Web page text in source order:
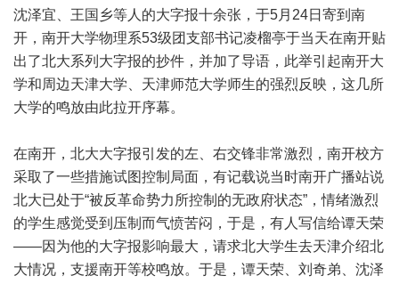
沈泽宜、王国乡等人的大字报十余张，于5月24日寄到南
开，南开大学物理系53级团支部书记凌榴亭于当天在南开贴
出了北大系列大字报的抄件，并加了导语，此举引起南开大
学和周边天津大学、天津师范大学师生的强烈反映，这几所
大学的鸣放由此拉开序幕。
在南开，北大大字报引发的左、右交锋非常激烈，南开校方
采取了一些措施试图控制局面，有记载说当时南开广播站说
北大已处于“被反革命势力所控制的无政府状态”，情绪激烈
的学生感觉受到压制而气愤苦闷，于是，有人写信给谭天荣
——因为他的大字报影响最大，请求北大学生去天津介绍北
大情况，支援南开等校鸣放。于是，谭天荣、刘奇弟、沈泽